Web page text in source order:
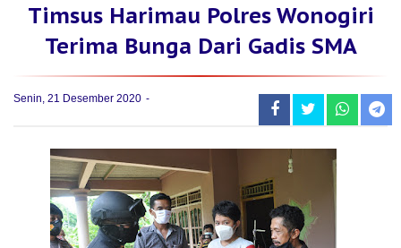
Timsus Harimau Polres Wonogiri
Terima Bunga Dari Gadis SMA
Senin, 21 Desember 2020